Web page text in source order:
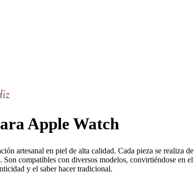
Apple Watch
artesanal en piel de alta calidad. Cada pieza se realiza de
compatibles con diversos modelos, convirtiéndose en el
y el saber hacer tradicional.